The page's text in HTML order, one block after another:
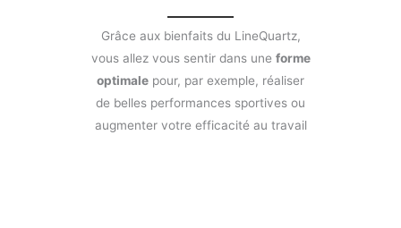
Grâce aux bienfaits du LineQuartz,
vous allez vous sentir dans une forme
optimale pour, par exemple, réaliser
de belles performances sportives ou
augmenter votre efficacité au travail